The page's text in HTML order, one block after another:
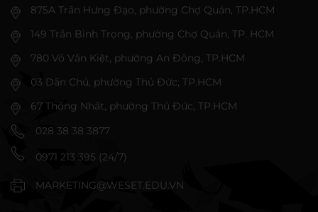
875A Trần Hưng Đạo, phường Chợ Quán, TP.HCM
149 Trần Bình Trọng, phường Chợ Quán, TP. HCM
780 Võ Văn Kiệt, phường An Đông, TP.HCM
03 Dân Chủ, phường Thủ Đức, TP.HCM
67 Thống Nhất, phường Thủ Đức, TP.HCM
028 38 38 3877
0971 213 395 (24/7)
MARKETING@WESET.EDU.VN